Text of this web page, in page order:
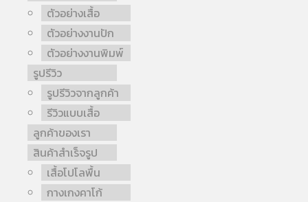
ตัวอย่างเสื้อ
ตัวอย่างงานปัก
ตัวอย่างงานพิมพ์
รูปรีวิว
รูปรีวิวจากลูกค้า
รีวิวแบบเสื้อ
ลูกค้าของเรา
สินค้าสำเร็จรูป
เสื้อโปโลพื้น
กางเกงคาโก้